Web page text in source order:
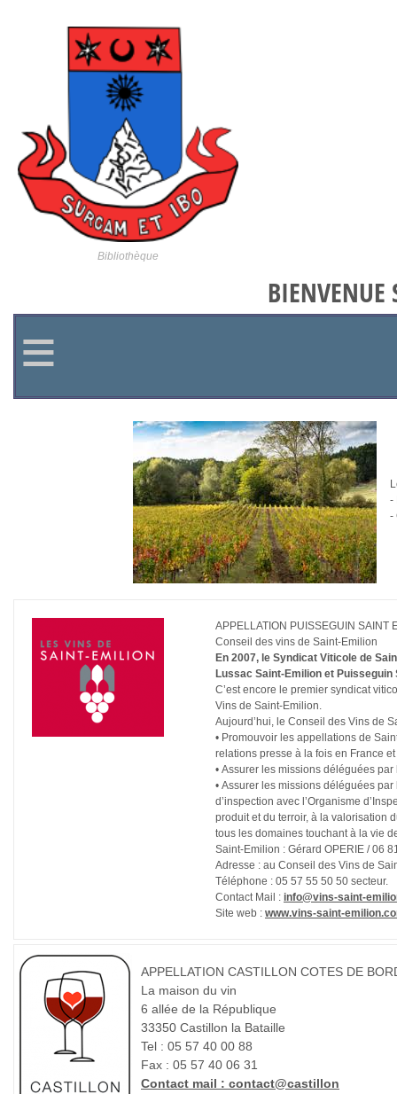
Bibliothèque
BIENVENUE
≡
-
-
APPELLATION PUISSEGUIN SAINT
Conseil des vins de Saint-Emilion
En 2007, le Syndicat Viticole de
Lussac Saint-Emilion et Puisseguin
C’est encore le premier syndicat
Vins de Saint-Emilion.
Aujourd’hui, le Conseil des Vins de
• Promouvoir les appellations de
relations presse à la fois en France et
• Assurer les missions déléguées
• Assurer les missions déléguées
d’inspection avec l’Organisme
produit et du terroir, à la valorisation
tous les domaines touchant à la vie
Saint-Emilion : Gérard OPERIE / 06
Adresse : au Conseil des Vins de
Téléphone : 05 57 55 50 50 secteur.
Contact Mail : info@vins-saint-
Site web : www.vins-saint-
APPELLATION CASTILLON COTES DE
La maison du vin
6 allée de la République
33350 Castillon la Bataille
Tel : 05 57 40 00 88
Fax : 05 57 40 06 31
Contact mail : contact@castillon